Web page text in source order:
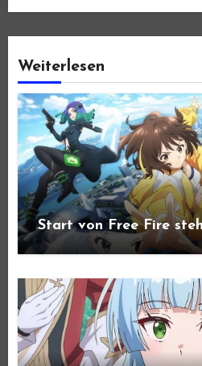
Weiterlesen
Start von Free Fire